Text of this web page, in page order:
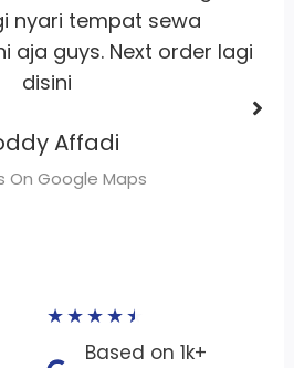
Adrian Adrian
On Google Maps
★★★★★
Based on 1k+